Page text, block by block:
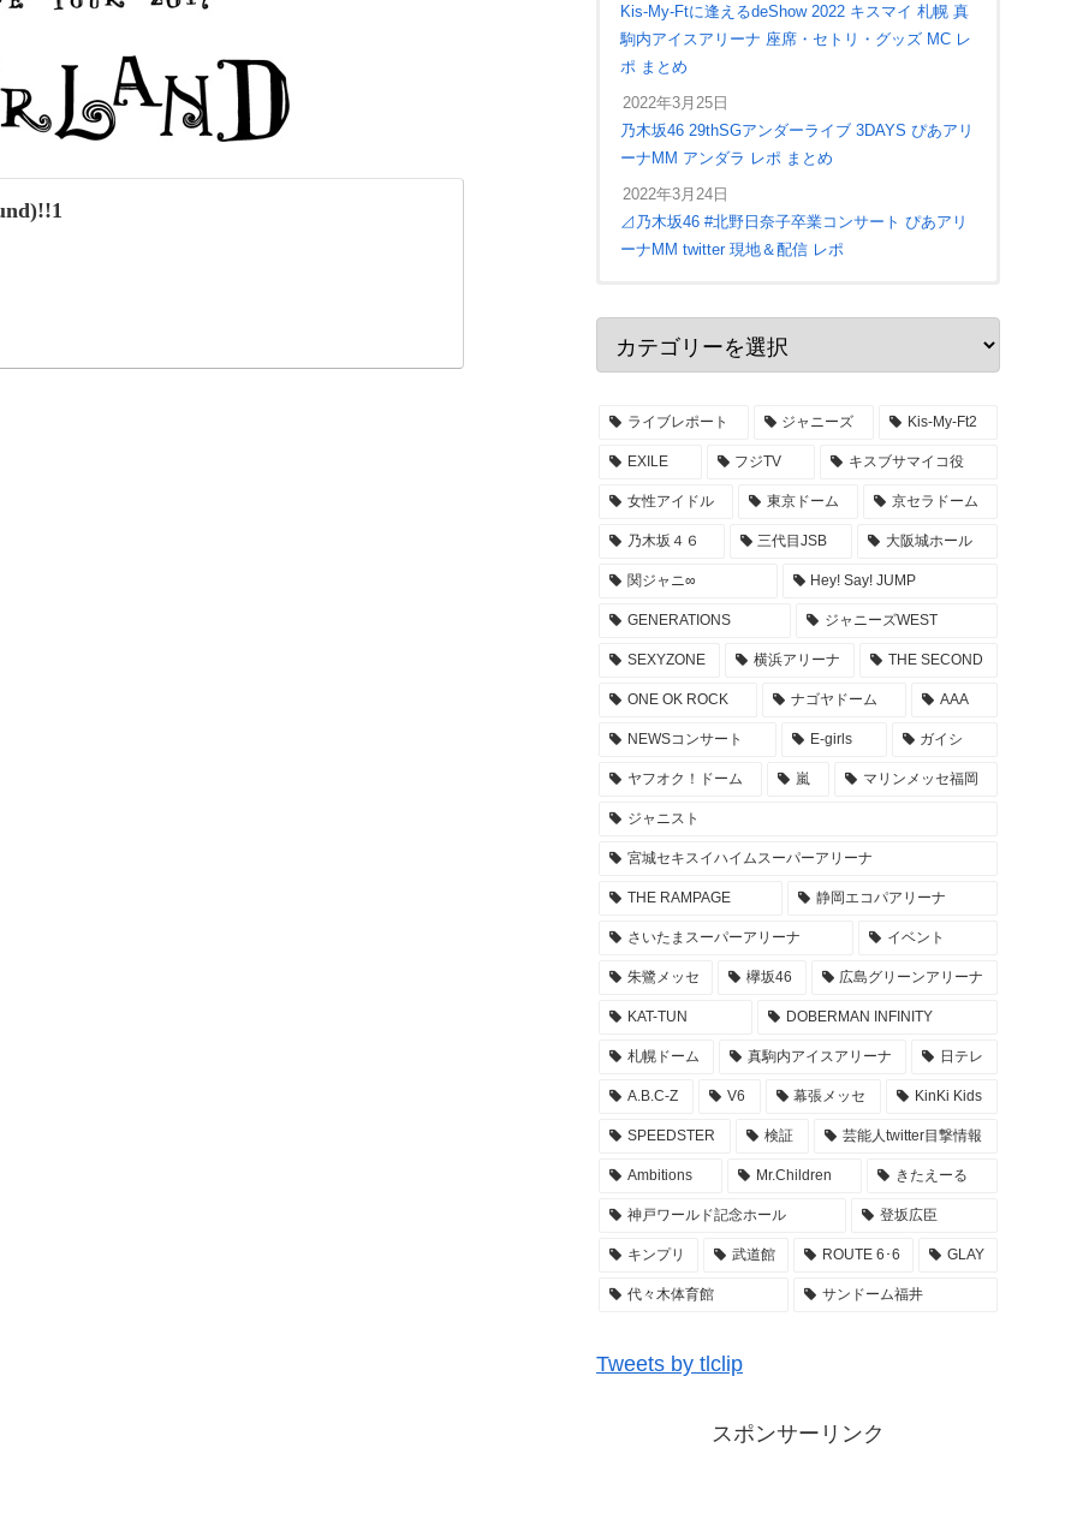
Kis-My-Ftに逢えるdeShow 2022 キスマイ 札幌 真
駒内アイスアリーナ 座席・セトリ・グッズ MC レ
ポ まとめ
2022年3月25日
乃木坂46 29thSGアンダーライブ 3DAYS ぴあアリ
ーナMM アンダラ レポ まとめ
2022年3月24日
⊿乃木坂46 #北野日奈子卒業コンサート ぴあアリ
ーナMM twitter 現地＆配信 レポ
2022年4月28日
ジャニーズWEST LIVE TOUR 2022 #MixedJuice
まとめ
2022年4月27日
NOGIZAKA46 10周年記念 乃木坂46時間TV タイ
2022年4月26日
EXILE ライブ REDPHOENIX セトリ 座席 グッズ
登坂広臣ライブツアー ØMI LIVE TOUR 2022 AN
ッズ… #KP_FirstDOME_Mr レポ まとめ
グッズ… #KP_FirstDOME_Mr 大阪 レポ まとめ
2022年3月28日
リーナMM アンダラ レポ まとめ
2022年3月27日
Kis-My-Ftに逢えるdeShow 2022 キスマイ 札幌
真駒内アイスアリーナ 座席・セトリ・グッズ M
2022年3月26日
座席 アリーナ構成 グッズ … LIVE TOUR 2022
レポまとめ
2022年3月26日
ライブレポート ジャニーズ Kis-My-Ft2
EXILE フジTV キスブサマイコ役
女性アイドル 東京ドーム 京セラドーム
乃木坂４６ 三代目JSB 大阪城ホール
関ジャニ∞ Hey! Say! JUMP
GENERATIONS ジャニーズWEST
SEXYZONE 横浜アリーナ THE SECOND
ONE OK ROCK ナゴヤドーム AAA
NEWSコンサート E-girls ガイシ
ヤフオク！ドーム 嵐 マリンメッセ福岡
ジャニスト
宮城セキスイハイムスーパーアリーナ
THE RAMPAGE 静岡エコパアリーナ
さいたまスーパーアリーナ イベント
朱鷺メッセ 欅坂46 広島グリーンアリーナ
KAT-TUN DOBERMAN INFINITY
札幌ドーム 真駒内アイスアリーナ 日テレ
A.B.C-Z V6 幕張メッセ KinKi Kids
SPEEDSTER 検証 芸能人twitter目撃情報
Ambitions Mr.Children きたえーる
神戸ワールド記念ホール 登坂広臣
キンプリ 武道館 ROUTE 6･6 GLAY
代々木体育館 サンドーム福井
Tweets by tlclip
スポンサーリンク